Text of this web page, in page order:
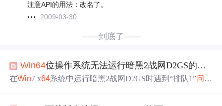
注意API的用法：改名了。
2009-03-30
——到底了——
Win64位操作系统无法运行暗黑2战网D2GS的解决办法
在Win7 x64系统中运行暗黑2战网D2GS时遇到“排队1”问题